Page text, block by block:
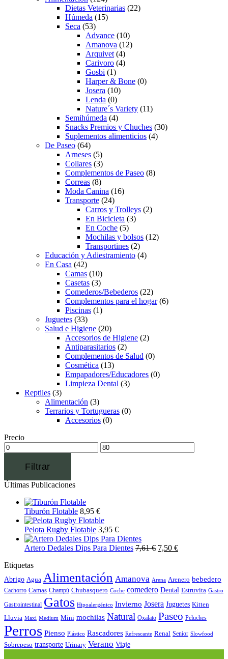
Dietas Veterinarias (22)
Húmeda (15)
Seca (53)
Advance (10)
Amanova (12)
Arquivet (4)
Carivoro (4)
Gosbi (1)
Harper & Bone (0)
Josera (10)
Lenda (0)
Nature´s Variety (11)
Semihúmeda (4)
Snacks Premios y Chuches (30)
Suplementos alimenticios (4)
De Paseo (64)
Arneses (5)
Collares (3)
Complementos de Paseo (8)
Correas (8)
Moda Canina (16)
Transporte (24)
Carros y Trolleys (2)
En Bicicleta (3)
En Coche (5)
Mochilas y bolsos (12)
Transportines (2)
Educación y Adiestramiento (4)
En Casa (42)
Camas (10)
Casetas (3)
Comederos/Bebederos (22)
Complementos para el hogar (6)
Piscinas (1)
Juguetes (33)
Salud e Higiene (20)
Accesorios de Higiene (2)
Antiparasitarios (2)
Complementos de Salud (0)
Cosmética (13)
Empapadores/Educadores (0)
Limpieza Dental (3)
Reptiles (3)
Alimentación (3)
Terrarios y Tortugueras (0)
Accesorios (0)
Precio
Filtrar
Últimas Publicaciones
Tiburón Flotable 8,95 €
Pelota Rugby Flotable 3,95 €
Artero Dedales Dips Para Dientes 7,61€ 7,50 €
Etiquetas
Abrigo Agua Alimentación Amanova Arena Arenero bebedero
Cachorro Camas Champú Chubasquero Coche comedero Dental Estruvita Gastro
Gastrointestinal Gatos Hipoalergénico Invierno Josera Juguetes Kitten
Lluvia Maxi Medium Mini mochilas Natural Oxalato Paseo Peluches
Perros Pienso Plástico Rascadores Refrescante Renal Senior Slowfood
Sobrepeso transporte Urinary Verano Viaje